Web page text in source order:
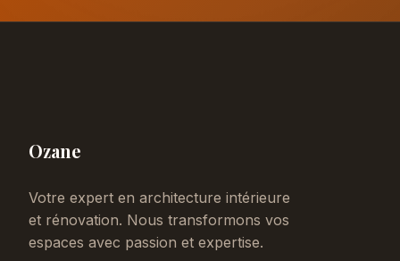
Ozane
Votre expert en architecture intérieure
et rénovation. Nous transformons vos
espaces avec passion et expertise.